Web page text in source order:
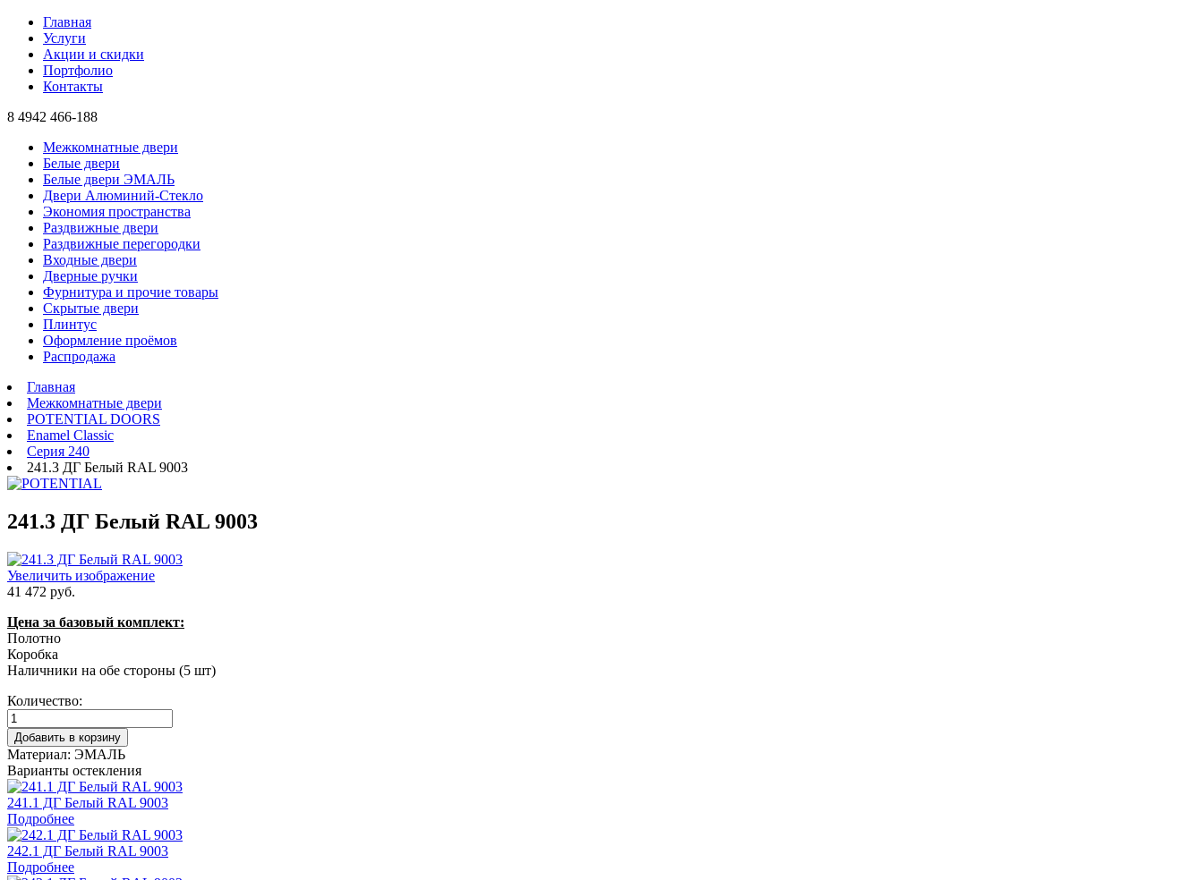
Главная
Услуги
Акции и скидки
Портфолио
Контакты
8 4942 466-188
Межкомнатные двери
Белые двери
Белые двери ЭМАЛЬ
Двери Алюминий-Стекло
Экономия пространства
Раздвижные двери
Раздвижные перегородки
Входные двери
Дверные ручки
Фурнитура и прочие товары
Скрытые двери
Плинтус
Оформление проёмов
Распродажа
Главная
Межкомнатные двери
POTENTIAL DOORS
Enamel Classic
Серия 240
241.3 ДГ Белый RAL 9003
241.3 ДГ Белый RAL 9003
Увеличить изображение
41 472 руб.
Цена за базовый комплект:
Полотно
Коробка
Наличники на обе стороны (5 шт)
Количество:
Материал: ЭМАЛЬ
Варианты остекления
241.1 ДГ Белый RAL 9003
Подробнее
242.1 ДГ Белый RAL 9003
Подробнее